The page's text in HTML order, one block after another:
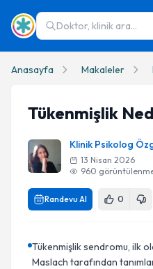
Doktor, klinik ara...
Anasayfa Makaleler
Tükenmişlik
Klinik Psikolog
13 Nisan 2026
960
Randevu Al 0
Tükenmişlik sendromu, ilk
Maslach tarafından